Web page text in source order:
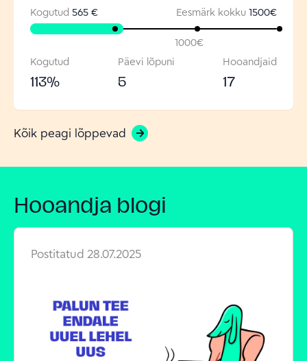
Kogutud 565 € Eesmärk kokku 1500€
1000€
Kogutud
113%
Päevi lõpuni
5
Hooandjaid
17
Kõik peagi lõppevad
Hooandja blogi
Postitatud 28.07.2025